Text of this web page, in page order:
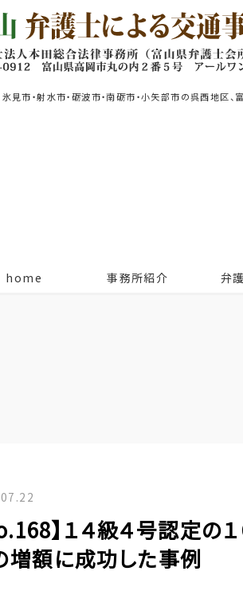
氷見市・射水市・砺波市・南砺市・小矢部市の呉西地区
home 事務所紹介 弁
】１４級４号認定の
増額に成功した事例